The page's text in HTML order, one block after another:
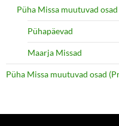
Püha Missa muutuvad
Pühapäevad
Maarja Missad
Püha Missa muutuvad osad